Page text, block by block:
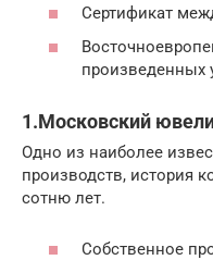
Сертификат
произведенных
1.Московский
Одно из наиболее
производств, история
сотню лет.
Собственное